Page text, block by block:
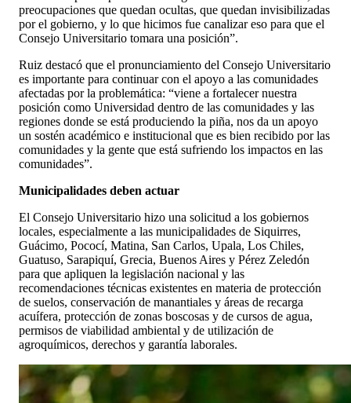
preocupaciones que quedan ocultas, que quedan invisibilizadas
por el gobierno, y lo que hicimos fue canalizar eso para que el
Consejo Universitario tomara una posición”.
Ruiz destacó que el pronunciamiento del Consejo Universitario
es importante para continuar con el apoyo a las comunidades
afectadas por la problemática: “viene a fortalecer nuestra
posición como Universidad dentro de las comunidades y las
regiones donde se está produciendo la piña, nos da un apoyo
un sostén académico e institucional que es bien recibido por las
comunidades y la gente que está sufriendo los impactos en las
comunidades”.
Municipalidades deben actuar
El Consejo Universitario hizo una solicitud a los gobiernos
locales, especialmente a las municipalidades de Siquirres,
Guácimo, Pococí, Matina, San Carlos, Upala, Los Chiles,
Guatuso, Sarapiquí, Grecia, Buenos Aires y Pérez Zeledón
para que apliquen la legislación nacional y las
recomendaciones técnicas existentes en materia de protección
de suelos, conservación de manantiales y áreas de recarga
acuífera, protección de zonas boscosas y de cursos de agua,
permisos de viabilidad ambiental y de utilización de
agroquímicos, derechos y garantía laborales.